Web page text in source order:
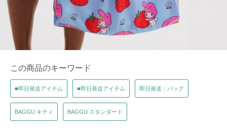
この商品のキーワード
■即日発送アイテム ■即日発送アイテム 即日発送：バッグ
BAGGU キティ BAGGU スタンダード